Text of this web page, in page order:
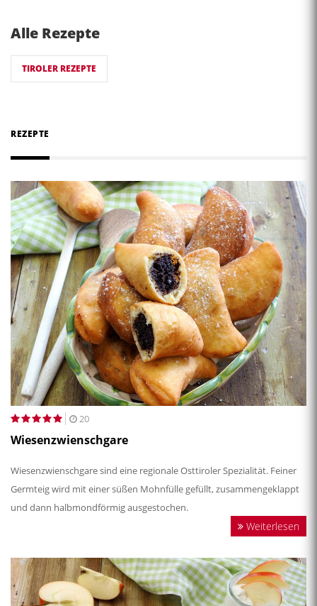
Alle Rezepte
TIROLER REZEPTE
REZEPTE
20
Wiesenzwienschgare
Wiesenzwienschgare sind eine regionale Osttiroler Spezialität. Feiner
Germteig wird mit einer süßen Mohnfülle gefüllt, zusammengeklappt
und dann halbmondförmig ausgestochen.
Weiterlesen